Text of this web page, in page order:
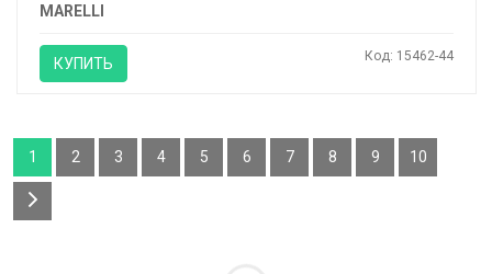
MARELLI
КУПИТЬ Код: 15462-44
1 2 3 4 5 6 7 8 9 10